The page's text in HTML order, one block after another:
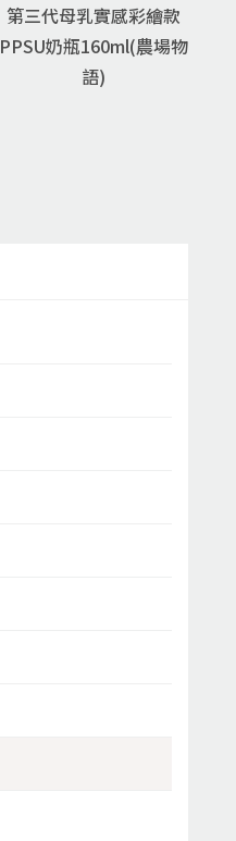
第三代母乳實感彩繪款
PPSU奶瓶160ml(農場物
語)